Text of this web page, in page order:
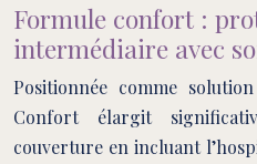
Formule confort :
intermédiaire avec
Positionnée comme
Confort élargit
couverture en incluant